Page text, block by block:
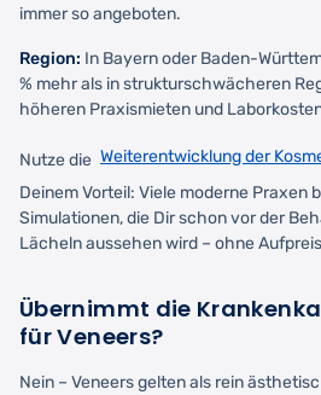
immer so angeboten.
Region: In Bayern oder Baden-
% mehr als in strukturschwächeren
höheren Praxismieten und
Nutze die Weiterentwicklung der
Deinem Vorteil: Viele moderne Praxen
Simulationen, die Dir schon vor der
Lächeln aussehen wird – ohne
Übernimmt die
für Veneers?
Nein – Veneers gelten als rein